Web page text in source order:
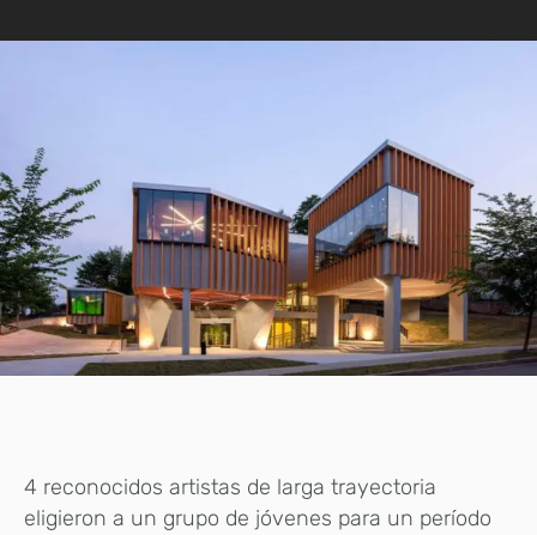
4 reconocidos artistas de larga trayectoria
eligieron a un grupo de jóvenes para un período